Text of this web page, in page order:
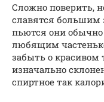
Сложно поверить,
славятся большим
пьются они
любящим
забыть о красивом
изначально
спиртное так